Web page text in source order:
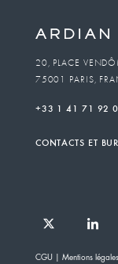
To
email
20, PLACE
75001 PARIS,
+33 1 41 71 92
CONTACTS ET
CGU Mentions légales